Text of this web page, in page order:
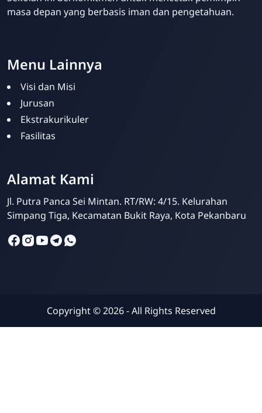
masa depan yang berbasis iman dan pengetahuan.
Menu Lainnya
Visi dan Misi
Jurusan
Ekstrakurikuler
Fasilitas
Alamat Kami
Jl. Putra Panca Sei Mintan. RT/RW: 4/15. Kelurahan
Simpang Tiga, Kecamatan Bukit Raya, Kota Pekanbaru
Copyright ©2026- All Rights Reserved